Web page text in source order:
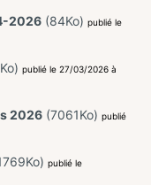
2026 (84Ko)publié le
publié le 27/03/2026 à
2026 (7061Ko)publié
publié le